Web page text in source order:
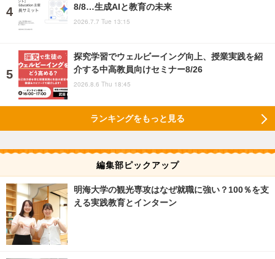
8/8…生成AIと教育の未来
2026.7.7 Tue 13:15
探究学習でウェルビーイング向上、授業実践を紹
介する中高教員向けセミナー8/26
2026.8.6 Thu 18:45
ランキングをもっと見る
編集部ピックアップ
明海大学の観光専攻はなぜ就職に強い？100％を支
える実践教育とインターン